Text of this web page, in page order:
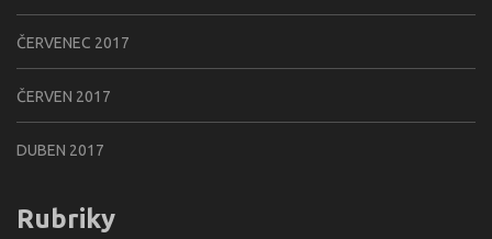
ČERVENEC 2017
ČERVEN 2017
DUBEN 2017
Rubriky